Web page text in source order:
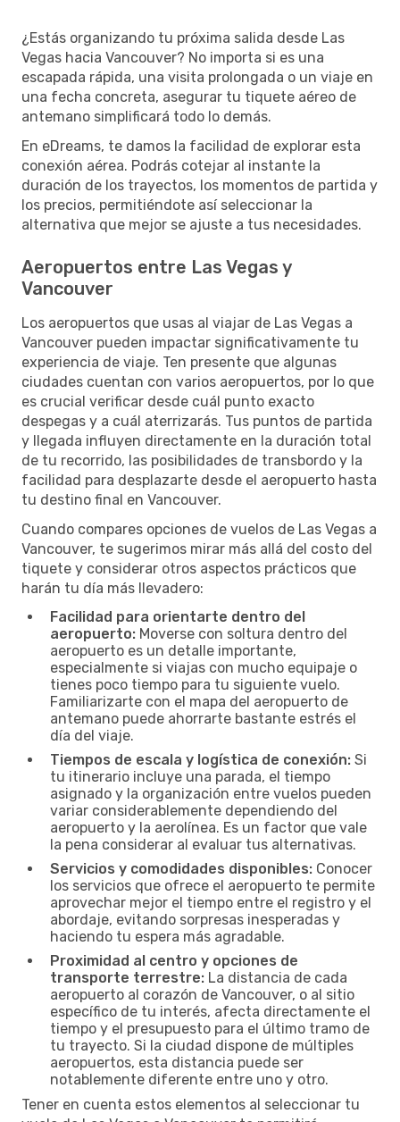
¿Estás organizando tu próxima salida desde Las
Vegas hacia Vancouver? No importa si es una
escapada rápida, una visita prolongada o un viaje en
una fecha concreta, asegurar tu tiquete aéreo de
antemano simplificará todo lo demás.
En eDreams, te damos la facilidad de explorar esta
conexión aérea. Podrás cotejar al instante la
duración de los trayectos, los momentos de partida y
los precios, permitiéndote así seleccionar la
alternativa que mejor se ajuste a tus necesidades.
Aeropuertos entre Las Vegas y
Vancouver
Los aeropuertos que usas al viajar de Las Vegas a
Vancouver pueden impactar significativamente tu
experiencia de viaje. Ten presente que algunas
ciudades cuentan con varios aeropuertos, por lo que
es crucial verificar desde cuál punto exacto
despegas y a cuál aterrizarás. Tus puntos de partida
y llegada influyen directamente en la duración total
de tu recorrido, las posibilidades de transbordo y la
facilidad para desplazarte desde el aeropuerto hasta
tu destino final en Vancouver.
Cuando compares opciones de vuelos de Las Vegas a
Vancouver, te sugerimos mirar más allá del costo del
tiquete y considerar otros aspectos prácticos que
harán tu día más llevadero:
Facilidad para orientarte dentro del
aeropuerto: Moverse con soltura dentro del
aeropuerto es un detalle importante,
especialmente si viajas con mucho equipaje o
tienes poco tiempo para tu siguiente vuelo.
Familiarizarte con el mapa del aeropuerto de
antemano puede ahorrarte bastante estrés el
día del viaje.
Tiempos de escala y logística de conexión: Si
tu itinerario incluye una parada, el tiempo
asignado y la organización entre vuelos pueden
variar considerablemente dependiendo del
aeropuerto y la aerolínea. Es un factor que vale
la pena considerar al evaluar tus alternativas.
Servicios y comodidades disponibles: Conocer
los servicios que ofrece el aeropuerto te permite
aprovechar mejor el tiempo entre el registro y el
abordaje, evitando sorpresas inesperadas y
haciendo tu espera más agradable.
Proximidad al centro y opciones de
transporte terrestre: La distancia de cada
aeropuerto al corazón de Vancouver, o al sitio
específico de tu interés, afecta directamente el
tiempo y el presupuesto para el último tramo de
tu trayecto. Si la ciudad dispone de múltiples
aeropuertos, esta distancia puede ser
notablemente diferente entre uno y otro.
Tener en cuenta estos elementos al seleccionar tu